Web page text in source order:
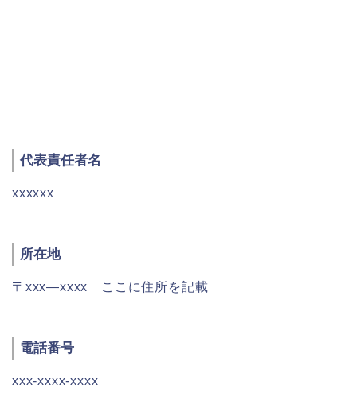
代表責任者名
xxxxxx
所在地
〒xxx―xxxx ここに住所を記載
電話番号
xxx-xxxx-xxxx